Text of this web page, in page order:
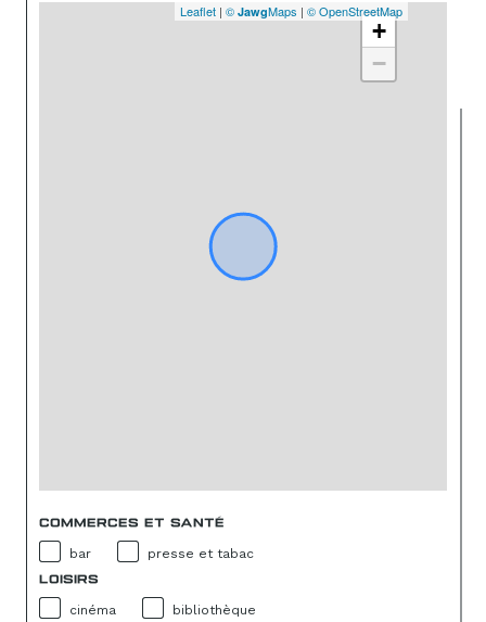
+
−
Leaflet | © JawgMaps | © OpenStreetMap
COMMERCES ET SANTÉ
bar presse et tabac
LOISIRS
cinéma bibliothèque